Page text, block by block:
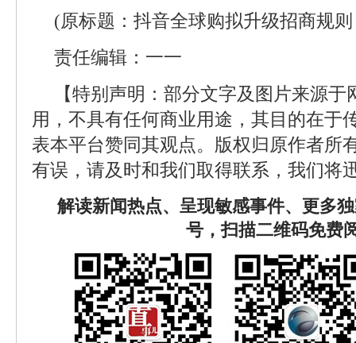
(原标题：抖音全球购拟升级招商规
责任编辑：一一
【特别声明：部分文字及图片来源
用，不具有任何商业用途，其目的在于
表本平台赞同其观点。版权归原作者所
有误，请及时和我们取得联系，我们将
解读新闻热点、呈现敏感事件、更多
号，扫描二维码免费